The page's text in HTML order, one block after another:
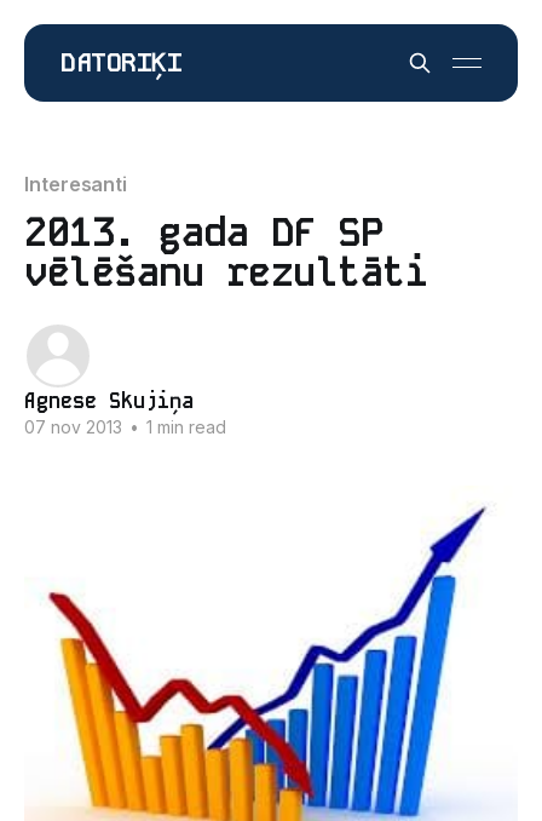
DATORIĶI
Interesanti
2013. gada DF SP
vēlēšanu rezultāti
Agnese Skujiņa
07 nov 2013 • 1 min read